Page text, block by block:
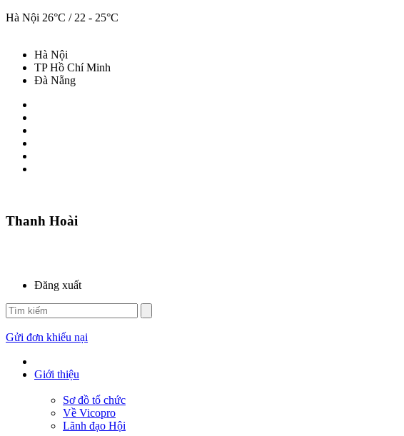
Hà Nội 26°C / 22 - 25°C
Hà Nội
TP Hồ Chí Minh
Đà Nẵng
Thanh Hoài
Đăng xuất
Gửi đơn khiếu nại
Giới thiệu
Sơ đồ tổ chức
Về Vicopro
Lãnh đạo Hội